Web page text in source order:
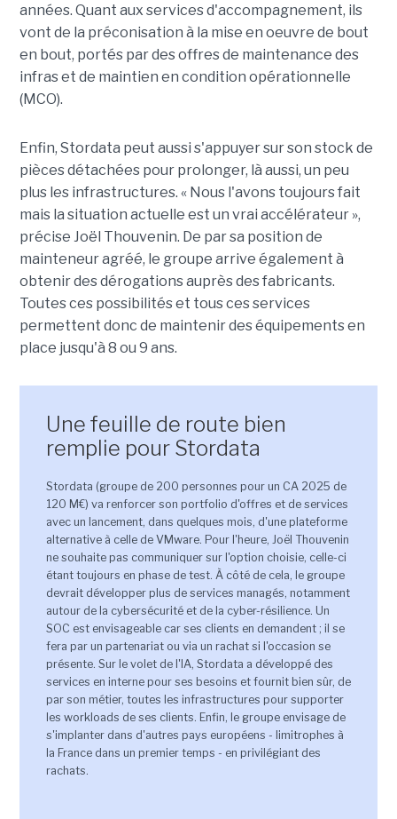
années. Quant aux services d'accompagnement, ils
vont de la préconisation à la mise en oeuvre de bout
en bout, portés par des offres de maintenance des
infras et de maintien en condition opérationnelle
(MCO).
Enfin, Stordata peut aussi s'appuyer sur son stock de
pièces détachées pour prolonger, là aussi, un peu
plus les infrastructures. « Nous l'avons toujours fait
mais la situation actuelle est un vrai accélérateur »,
précise Joël Thouvenin. De par sa position de
mainteneur agréé, le groupe arrive également à
obtenir des dérogations auprès des fabricants.
Toutes ces possibilités et tous ces services
permettent donc de maintenir des équipements en
place jusqu'à 8 ou 9 ans.
Une feuille de route bien
remplie pour Stordata
Stordata (groupe de 200 personnes pour un CA 2025 de
120 M€) va renforcer son portfolio d'offres et de services
avec un lancement, dans quelques mois, d'une plateforme
alternative à celle de VMware. Pour l'heure, Joël Thouvenin
ne souhaite pas communiquer sur l'option choisie, celle-ci
étant toujours en phase de test. À côté de cela, le groupe
devrait développer plus de services managés, notamment
autour de la cybersécurité et de la cyber-résilience. Un
SOC est envisageable car ses clients en demandent ; il se
fera par un partenariat ou via un rachat si l'occasion se
présente. Sur le volet de l'IA, Stordata a développé des
services en interne pour ses besoins et fournit bien sûr, de
par son métier, toutes les infrastructures pour supporter
les workloads de ses clients. Enfin, le groupe envisage de
s'implanter dans d'autres pays européens - limitrophes à
la France dans un premier temps - en privilégiant des
rachats.